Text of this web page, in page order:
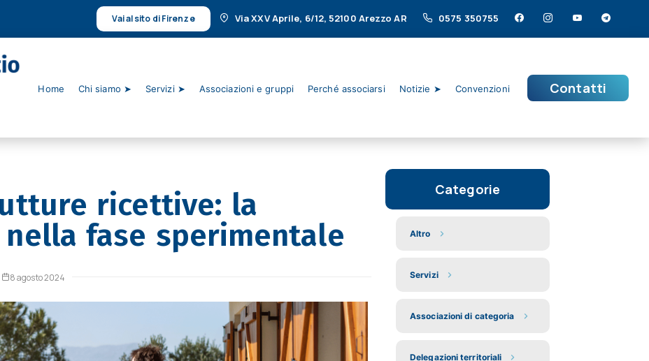
Vai al sito di Firenze Via XXV Aprile, 6/12, 52100 Arezzo AR 0575 350755
Home Chi siamo ➤ Servizi ➤ Associazioni e gruppi Perché associarsi Notizie ➤ Convenzioni Contatti
ricettive: la
nella fase sperimentale
8 agosto 2024
Categorie
Altro
Servizi
Associazioni di categoria
Delegazioni territoriali